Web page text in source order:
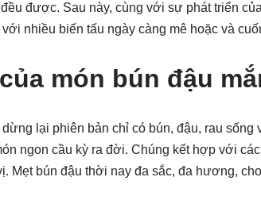
được. Sau này, cùng với sự phát triển
nhiều biến tấu ngày càng mê hoặc và
món bún đậu
lại phiên bản chỉ có bún, đậu, rau sống
ngon cầu kỳ ra đời. Chúng kết hợp với
Mẹt bún đậu thời nay đa sắc, đa hương,